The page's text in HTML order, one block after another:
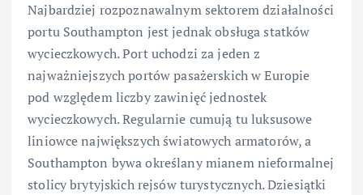
Najbardziej rozpoznawalnym sektorem działalności
portu Southampton jest jednak obsługa statków
wycieczkowych. Port uchodzi za jeden z
najważniejszych portów pasażerskich w Europie
pod względem liczby zawinięć jednostek
wycieczkowych. Regularnie cumują tu luksusowe
liniowce największych światowych armatorów, a
Southampton bywa określany mianem nieformalnej
stolicy brytyjskich rejsów turystycznych. Dziesiątki